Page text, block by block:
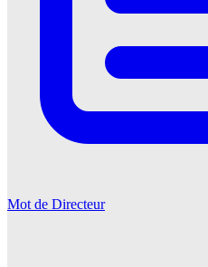
Mot de Directeur